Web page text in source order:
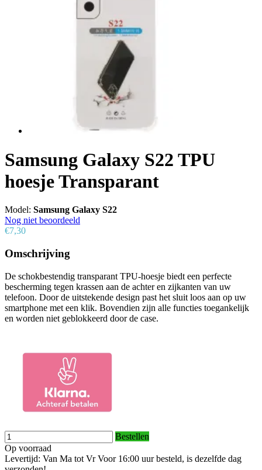
Samsung Galaxy S22 TPU
hoesje Transparant
Model: Samsung Galaxy S22
Nog niet beoordeeld
€7,30
Omschrijving
De schokbestendig transparant TPU-hoesje biedt een perfecte
bescherming tegen krassen aan de achter en zijkanten van uw
telefoon. Door de uitstekende design past het sluit loos aan op uw
smartphone met een klik. Bovendien zijn alle functies toegankelijk
en worden niet geblokkeerd door de case.
Bestellen
Op voorraad
Levertijd: Van Ma tot Vr Voor 16:00 uur besteld, is dezelfde dag